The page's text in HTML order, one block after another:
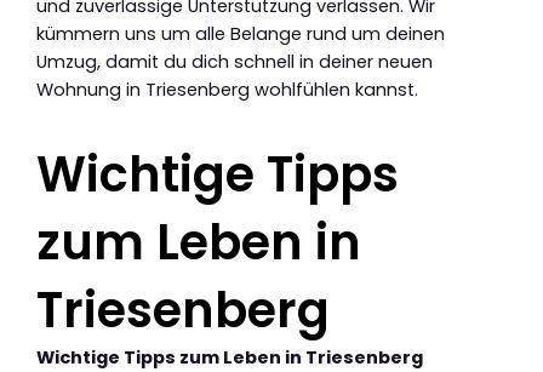
und zuverlässige Unterstützung verlassen. Wir
kümmern uns um alle Belange rund um deinen
Umzug, damit du dich schnell in deiner neuen
Wohnung in Triesenberg wohlfühlen kannst.
Wichtige Tipps
zum Leben in
Triesenberg
Wichtige Tipps zum Leben in Triesenberg